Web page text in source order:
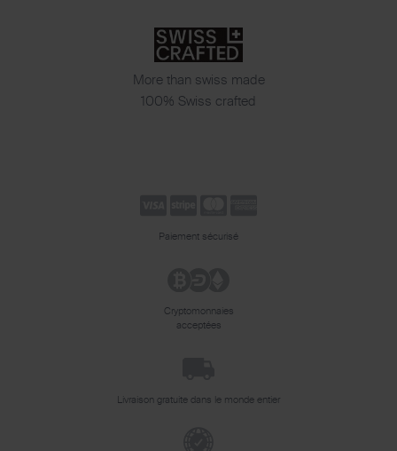
More than swiss made
100% Swiss crafted
Paiement sécurisé
Cryptomonnaies
acceptées
Livraison gratuite dans le monde entier